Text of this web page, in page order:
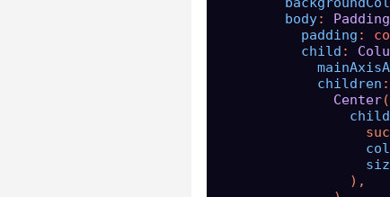
body: Padding
padding :
child :
children
Center(
child
                ),